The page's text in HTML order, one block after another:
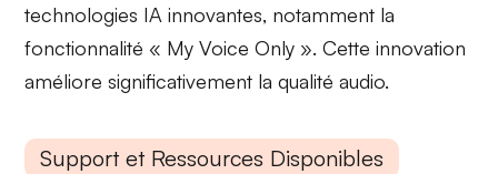
technologies IA innovantes, notamment la
fonctionnalité « My Voice Only ». Cette innovation
améliore significativement la qualité audio.
Support et Ressources Disponibles